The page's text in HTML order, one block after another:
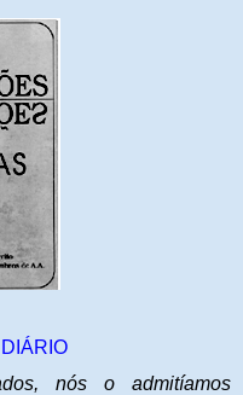
nós o admitíamos